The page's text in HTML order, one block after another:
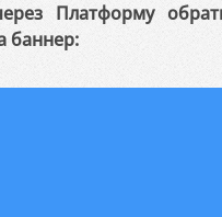
Платформу
баннер: